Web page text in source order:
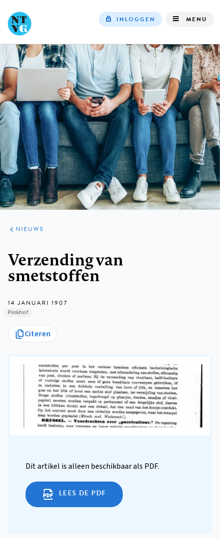
navigation
INLOGGEN MENU
ARTIKELEN
HET
KORT
NIEUWS
Verzending van
smetstoffen
14 JANUARI 1907
Pinkhof
Citeren
Dit artikel is alleen beschikbaar als PDF.
LEES DE PDF